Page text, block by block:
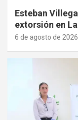
Esteban
extorsión en
6 de agosto de 2026